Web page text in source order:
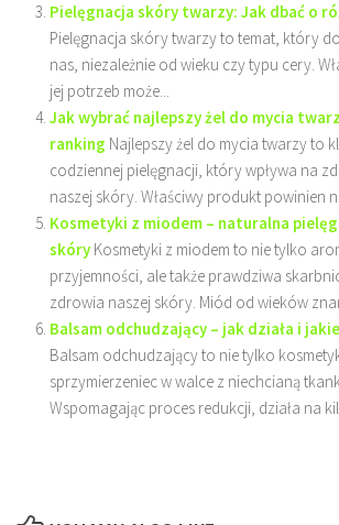
Pielęgnacja skóry twarzy: Jak dbać o
Pielęgnacja skóry twarzy to temat, który
nas, niezależnie od wieku czy typu cery.
jej potrzeb może...
Jak wybrać najlepszy żel do mycia
ranking Najlepszy żel do mycia twarzy to
codziennej pielęgnacji, który wpływa na
naszej skóry. Właściwy produkt powinien
Kosmetyki z miodem – naturalna
skóry Kosmetyki z miodem to nie tylko
przyjemności, ale także prawdziwa
zdrowia naszej skóry. Miód od wieków
Balsam odchudzający – jak działa i
Balsam odchudzający to nie tylko
sprzymierzeniec w walce z niechcianą
Wspomagając proces redukcji, działa na